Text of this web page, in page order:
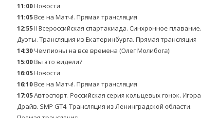
11:00Новости
11:05Все на Матч!. Прямая трансляция
12:55II Всероссийская спартакиада. Синхронное плавание.
Дуэты. Трансляция из Екатеринбурга. Прямая трансляция
14:30Чемпионы на все времена (Олег Молибога)
15:00Вы это видели?
16:05Новости
16:10Все на Матч!. Прямая трансляция
17:05Автоспорт. Российская серия кольцевых гонок. Игора
Драйв. SMP GT4. Трансляция из Ленинградской области.